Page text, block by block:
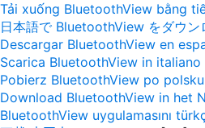
Tải xuống BluetoothView bằng
日本語で BluetoothView をダウン
Descargar BluetoothView en
Scarica BluetoothView in italiano
Pobierz BluetoothView po polsku
Download BluetoothView in het
BluetoothView uygulamasını